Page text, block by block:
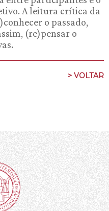
A leitura crítica da
o passado,
(re)pensar o
> VOLTAR